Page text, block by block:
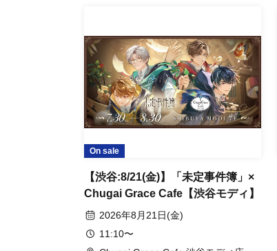
On sale
【渋谷:8/21(金)】「未定事件簿」×
Chugai Grace Cafe【渋谷モディ】
2026年8月21日(金)
11:10〜